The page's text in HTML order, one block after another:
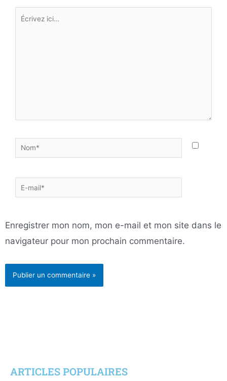
Écrivez
Nom*
E-
mail*
Enregistrer mon nom, mon e-mail et mon site dans le
navigateur pour mon prochain commentaire.
ARTICLES POPULAIRES